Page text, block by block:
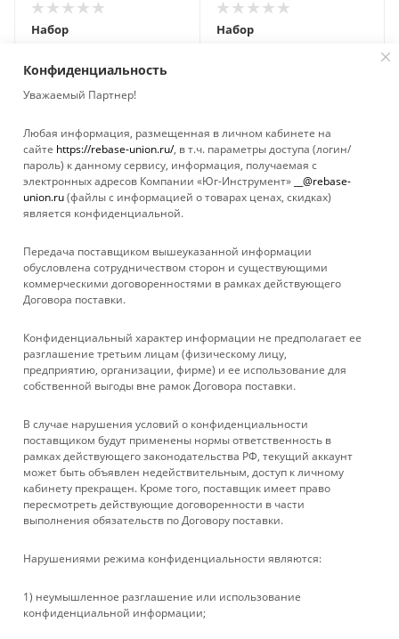
Набор
Makita 4329 + HS7601
Набор
Показать еще
1 2
КАТАЛОГ
УСЛУГИ
БРЕНДЫ
КОМПАНИЯ
ИНФОРМАЦИЯ
ПОМОЩЬ
+ 7 861 272-88-88
company@rebase-union.ru
Конфиденциальность
Уважаемый Партнер!
Любая информация, размещенная в личном кабинете на
сайте https://rebase-union.ru/, в т.ч. параметры доступа (логин/
пароль) к данному сервису, информация, получаемая с
электронных адресов Компании «Юг-Инструмент»
__@rebase-
union.ru(файлы с информацией о товарах ценах, скидках)
является конфиденциальной.
Передача поставщиком вышеуказанной информации
обусловлена сотрудничеством сторон и существующими
коммерческими договоренностями в рамках действующего
Договора поставки.
Конфиденциальный характер информации не предполагает ее
разглашение третьим лицам (физическому лицу,
предприятию, организации, фирме) и ее использование для
собственной выгоды вне рамок Договора поставки.
В случае нарушения условий о конфиденциальности
поставщиком будут применены нормы ответственность в
рамках действующего законодательства РФ, текущий аккаунт
может быть объявлен недействительным, доступ к личному
кабинету прекращен. Кроме того, поставщик имеет право
пересмотреть действующие договоренности в части
выполнения обязательств по Договору поставки.
Нарушениями режима конфиденциальности являются:
1) неумышленное разглашение или использование
конфиденциальной информации;